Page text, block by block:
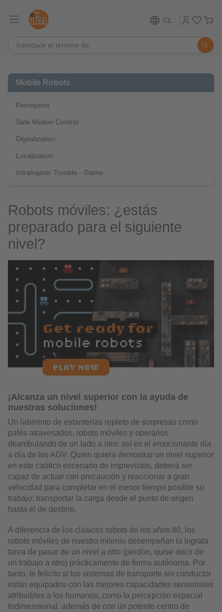
CL
Mobile Robots
Perception
Safe Motion Control
Digitalization
Localization
Intralogistic Trouble - Game
Robots móviles: ¿estás
preparado para el siguiente
nivel?
¡Alcanza un nivel superior con la ayuda de
nuestras soluciones!
Un laberinto de estanterías repleto de sorpresas como
palés atravesados, robots móviles y operarios
deambulando de un lado a otro: así es el emocionante día
a día de los AGV. Quien quiera demostrar un nivel superior
en este caótico escenario de imprevistos, deberá ser
capaz de actuar con precaución y reaccionar a gran
velocidad para completar en el menor tiempo posible su
trabajo: transportar la carga desde el punto de origen
hasta el de destino.
A diferencia de los clásicos robots de los años 80, los
robots móviles de nuestro milenio desempeñan la ingrata
tarea de pasar de un nivel a otro (perdón, quise decir de
un trabajo a otro) prácticamente de forma autónoma. Por
tanto, te felicito si tus sistemas de transporte sin conductor
están equipados con las mejores capacidades sensoriales
atribuibles a los humanos, como la percepción espacial
tridimensional, además de con un potente centro de